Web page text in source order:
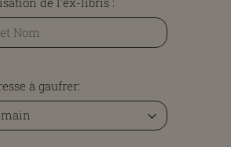
à gaufrer: